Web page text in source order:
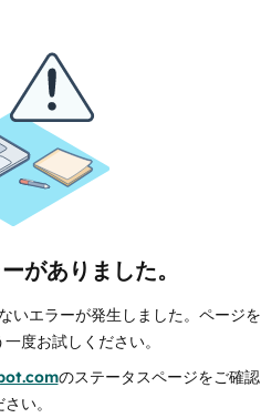
がありました。
いエラーが発生しました。ページを
度お試しください。
のステータスページをご確認
さい。